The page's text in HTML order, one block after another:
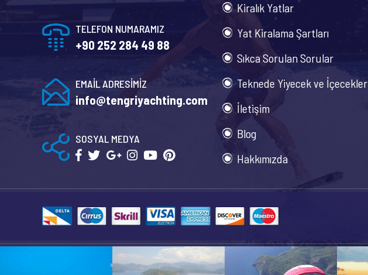
TELEFON NUMARAMIZ
+90 252 284 49 88
EMAİL ADRESİMİZ
info@tengriyachting.com
SOSYAL MEDYA
Kiralık Yatlar
Yat Kiralama Şartları
Sıkca Sorulan Sorular
Teknede Yiyecek ve İçecekler
İletişim
Blog
Hakkımızda